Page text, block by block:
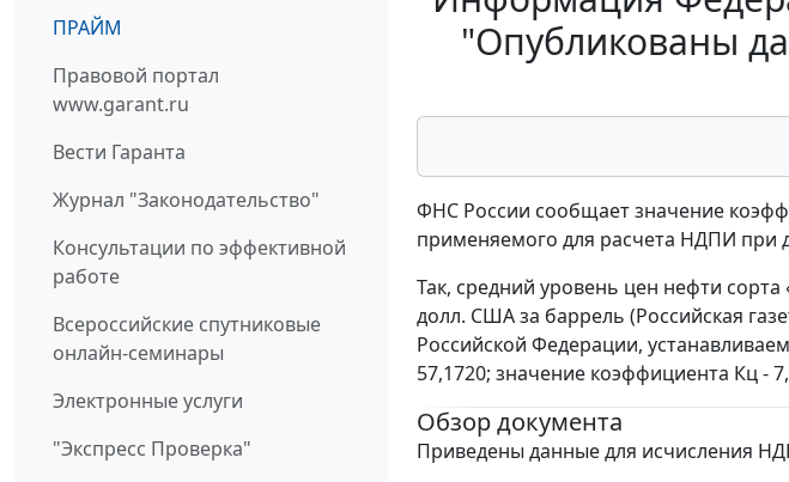
ПРАЙМ
Правовой портал
www.garant.ru
Вести Гаранта
Журнал "Законодательство"
Консультации по эффективной
работе
Всероссийские спутниковые
онлайн-семинары
Электронные услуги
"Экспресс Проверка"
"Опубликованы
ФНС России сообщает значение
применяемого для расчета НДПИ при
Так, средний уровень цен нефти
долл. США за баррель (Российская
Российской Федерации,
57,1720; значение коэффициента Кц -
Обзор документа
Приведены данные для исчисления